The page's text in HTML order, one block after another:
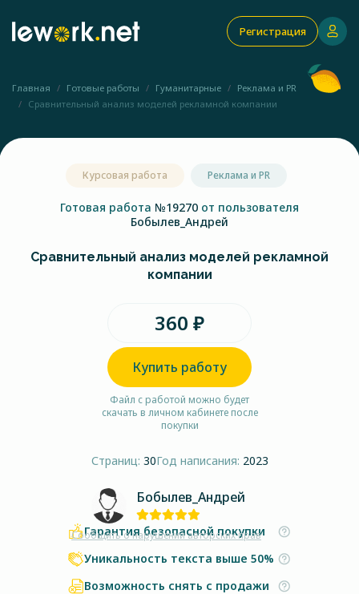
Регистрация
Главная Готовые работы Гуманитарные
Реклама и PR
Сравнительный анализ моделей рекламной компании
Курсовая работа Реклама и PR
Готовая работа №19270 от пользователя
Бобылев_Андрей
Сравнительный анализ моделей рекламной
компании
360 ₽
Купить работу
Файл с работой можно будет
скачать в личном кабинете после
покупки
Страниц: 30Год написания: 2023
Бобылев_Андрей
Сообщить о нарушении авторских прав
Гарантия безопасной покупки
Уникальность текста выше 50%
Возможность снять с продажи